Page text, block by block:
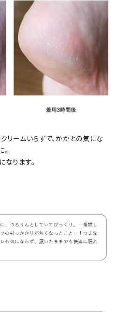
リームいらずで、かかとの気にな
ります。